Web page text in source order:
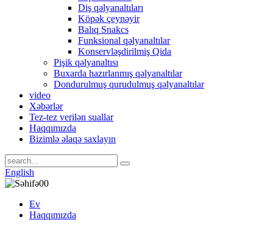
Diş qəlyanaltıları
Köpək çeynəyir
Balıq Snakcs
Funksional qəlyanaltılar
Konservləşdirilmiş Qida
Pişik qəlyanaltısı
Buxarda hazırlanmış qəlyanaltılar
Dondurulmuş qurudulmuş qəlyanaltılar
video
Xəbərlər
Tez-tez verilən suallar
Haqqımızda
Bizimlə əlaqə saxlayın
English
Ev
Haqqımızda